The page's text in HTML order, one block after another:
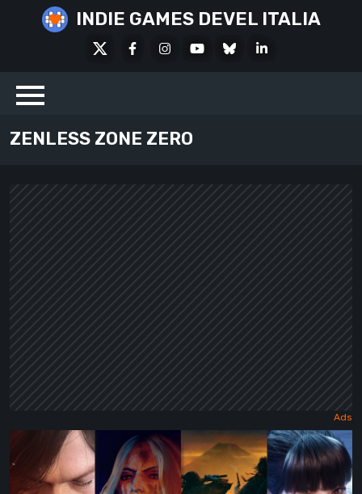
INDIE GAMES DEVEL ITALIA
FacebookInstagramYoutubeBlueskyLinkedIn
ZENLESS ZONE ZERO
of
Play